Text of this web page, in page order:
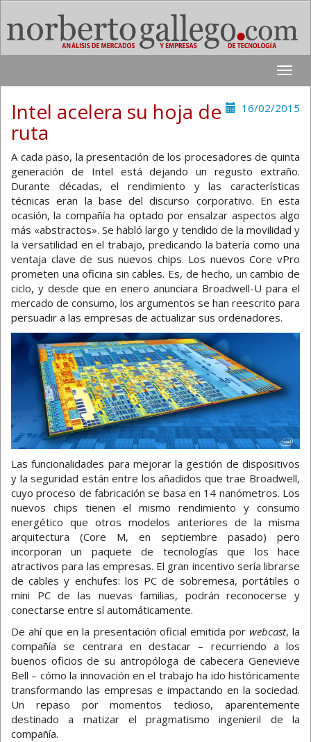
Toggle
16/02/2015
Intel acelera su hoja de
ruta
A cada paso, la presentación de los procesadores de quinta
generación de Intel está dejando un regusto extraño.
Durante décadas, el rendimiento y las características
técnicas eran la base del discurso corporativo. En esta
ocasión, la compañía ha optado por ensalzar aspectos algo
más «abstractos». Se habló largo y tendido de la movilidad y
la versatilidad en el trabajo, predicando la batería como una
ventaja clave de sus nuevos chips. Los nuevos Core vPro
prometen una oficina sin cables. Es, de hecho, un cambio de
ciclo, y desde que en enero anunciara Broadwell-U para el
mercado de consumo, los argumentos se han reescrito para
persuadir a las empresas de actualizar sus ordenadores.
Las funcionalidades para mejorar la gestión de dispositivos
y la seguridad están entre los añadidos que trae Broadwell,
cuyo proceso de fabricación se basa en 14 nanómetros. Los
nuevos chips tienen el mismo rendimiento y consumo
energético que otros modelos anteriores de la misma
arquitectura (Core M, en septiembre pasado) pero
incorporan un paquete de tecnologías que los hace
atractivos para las empresas. El gran incentivo sería librarse
de cables y enchufes: los PC de sobremesa, portátiles o
mini PC de las nuevas familias, podrán reconocerse y
conectarse entre sí automáticamente.
De ahí que en la presentación oficial emitida por webcast, la
compañía se centrara en destacar – recurriendo a los
buenos oficios de su antropóloga de cabecera Genevieve
Bell – cómo la innovación en el trabajo ha ido históricamente
transformando las empresas e impactando en la sociedad.
Un repaso por momentos tedioso, aparentemente
destinado a matizar el pragmatismo ingenieril de la
compañía.